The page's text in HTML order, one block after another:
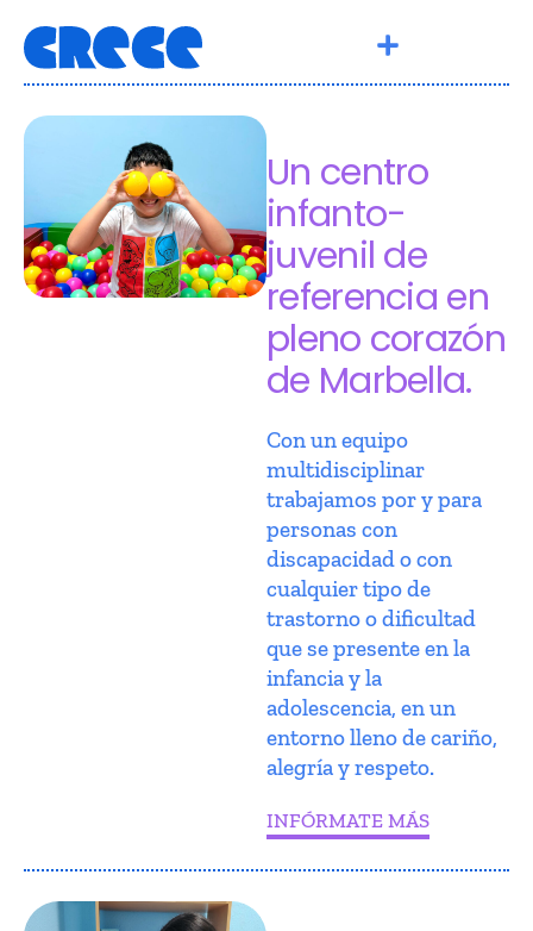
Un centro
infanto-
juvenil de
referencia en
pleno corazón
de Marbella.
Con un equipo
multidisciplinar
trabajamos por y para
personas con
discapacidad o con
cualquier tipo de
trastorno o dificultad
que se presente en la
infancia y la
adolescencia, en un
entorno lleno de cariño,
alegría y respeto.
INFÓRMATE MÁS